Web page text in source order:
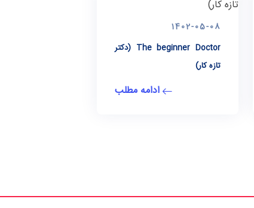
1402-05-08
The beginner Doctor (دكتر
تازه كار)
ادامه مطلب